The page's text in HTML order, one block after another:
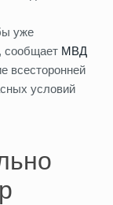
уже
сообщает МВД
всесторонней
условий